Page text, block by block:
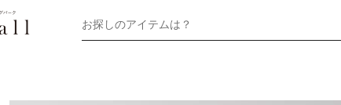
お探しのアイテムは？